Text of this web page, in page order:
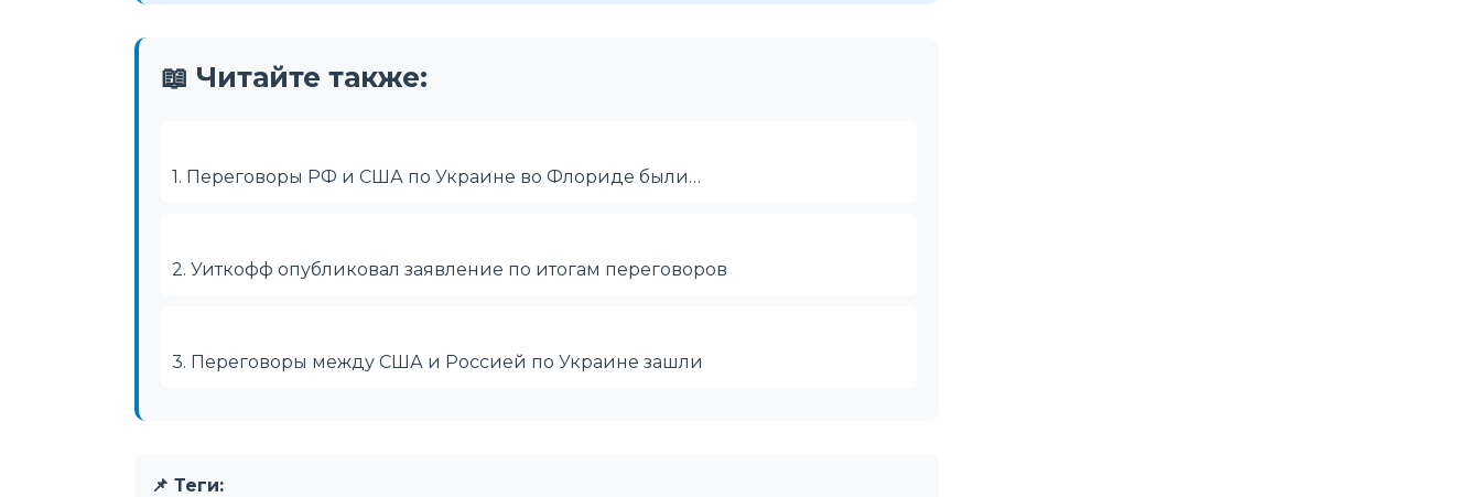
📖 Читайте также:
1. Переговоры РФ и США по Украине во Флориде были…
2. Уиткофф опубликовал заявление по итогам переговоров
3. Переговоры между США и Россией по Украине зашли
📌 Теги: